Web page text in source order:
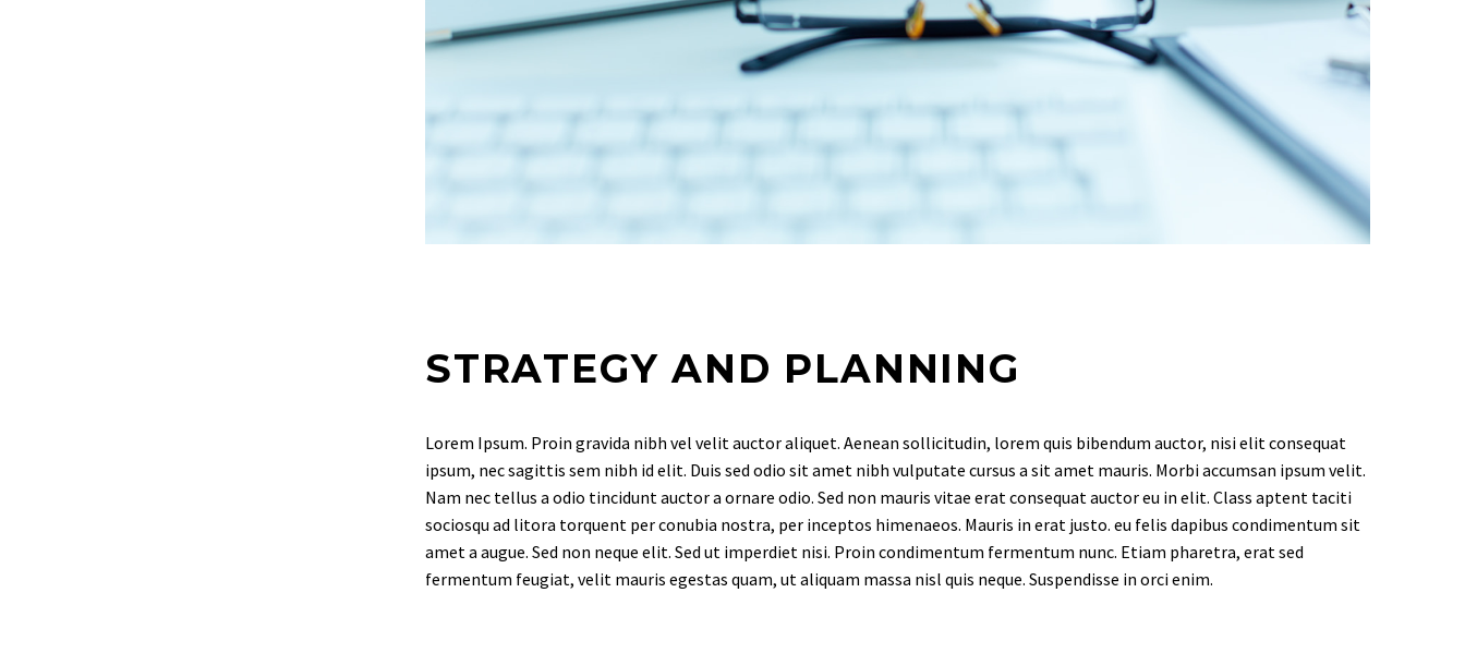
STRATEGY AND PLANNING
Lorem Ipsum. Proin gravida nibh vel velit auctor aliquet. Aenean sollicitudin, lorem quis bibendum auctor, nisi elit consequat
ipsum, nec sagittis sem nibh id elit. Duis sed odio sit amet nibh vulputate cursus a sit amet mauris. Morbi accumsan ipsum velit.
Nam nec tellus a odio tincidunt auctor a ornare odio. Sed non mauris vitae erat consequat auctor eu in elit. Class aptent taciti
sociosqu ad litora torquent per conubia nostra, per inceptos himenaeos. Mauris in erat justo. eu felis dapibus condimentum sit
amet a augue. Sed non neque elit. Sed ut imperdiet nisi. Proin condimentum fermentum nunc. Etiam pharetra, erat sed
fermentum feugiat, velit mauris egestas quam, ut aliquam massa nisl quis neque. Suspendisse in orci enim.